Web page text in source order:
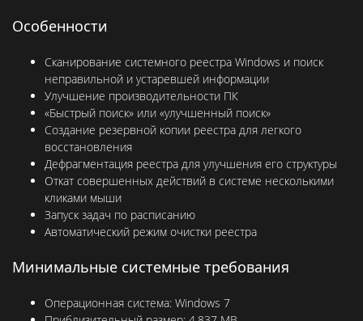
Особенности
Сканирование системного реестра Windows и поиск
неправильной и устаревшей информации
Улучшение производительности ПК
«Быстрый поиск» или «улучшенный поиск»
Создание резервной копии реестра для легкого
восстановления
Дефрагментация реестра для улучшения его структуры
Откат совершенных действий в системе несколькими
кликами мыши
Запуск задач по расписанию
Автоматический режим очистки реестра
Минимальные системные требования
Операционная система: Windows 7